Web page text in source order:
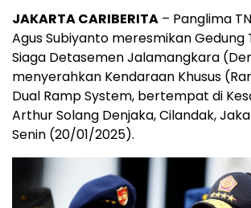
JAKARTA CARIBERITA – Panglima
Agus Subiyanto meresmikan Gedung
Siaga Detasemen Jalamangkara
menyerahkan Kendaraan Khusus
Dual Ramp System, bertempat di
Arthur Solang Denjaka, Cilandak,
Senin (20/01/2025).